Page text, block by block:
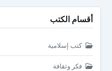
أقسام الكتب
كتب إسلامية
فكر وثقافة